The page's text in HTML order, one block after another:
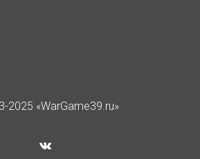
2025 «WarGame39.ru»